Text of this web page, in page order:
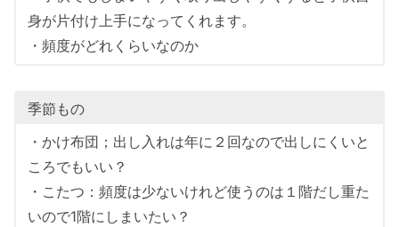
身が片付け上手になってくれます。
・頻度がどれくらいなのか
季節もの
・かけ布団；出し入れは年に２回なので出しにくいと
ころでもいい？
・こたつ：頻度は少ないけれど使うのは１階だし重た
いので1階にしまいたい？